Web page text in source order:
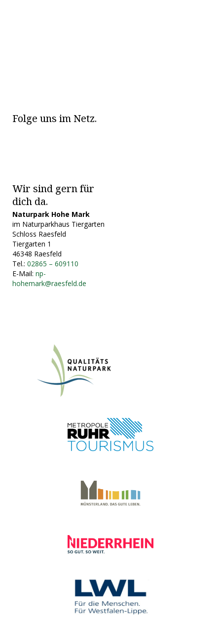
Folge uns im Netz.
Wir sind gern für
dich da.
Naturpark Hohe Mark
im Naturparkhaus Tiergarten
Schloss Raesfeld
Tiergarten 1
46348 Raesfeld
Tel.: 02865 – 609110
E-Mail: np-
hohemark@raesfeld.de